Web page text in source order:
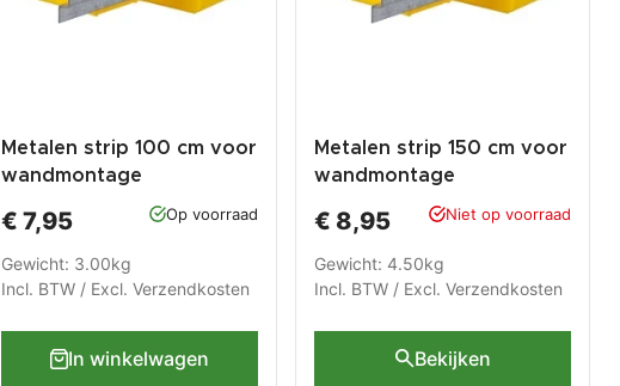
Metalen strip 100 cm voor
wandmontage
€ 7,95 Op voorraad
Gewicht: 3.00kg
Incl. BTW / Excl.Verzendkosten
In winkelwagen
Metalen strip 150 cm voor
wandmontage
€ 8,95 Niet op voorraad
Gewicht: 4.50kg
Incl. BTW / Excl.Verzendkosten
Bekijken